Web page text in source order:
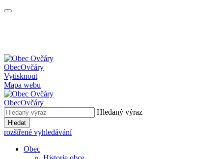
ObecOvčáry
Vytisknout
Mapa webu
ObecOvčáry
Hledaný výraz
Hledat
rozšířené vyhledávání
Obec